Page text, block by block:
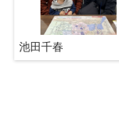
池田千春